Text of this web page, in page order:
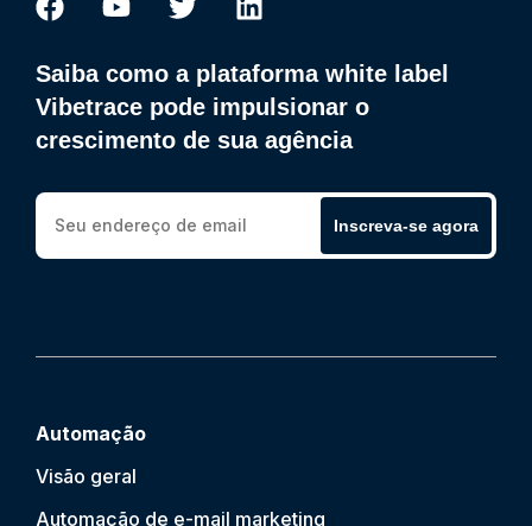
Saiba como a plataforma white label
Vibetrace pode impulsionar o
crescimento de sua agência
Inscreva-se agora
Automação
Visão geral
Automação de e-mail marketing